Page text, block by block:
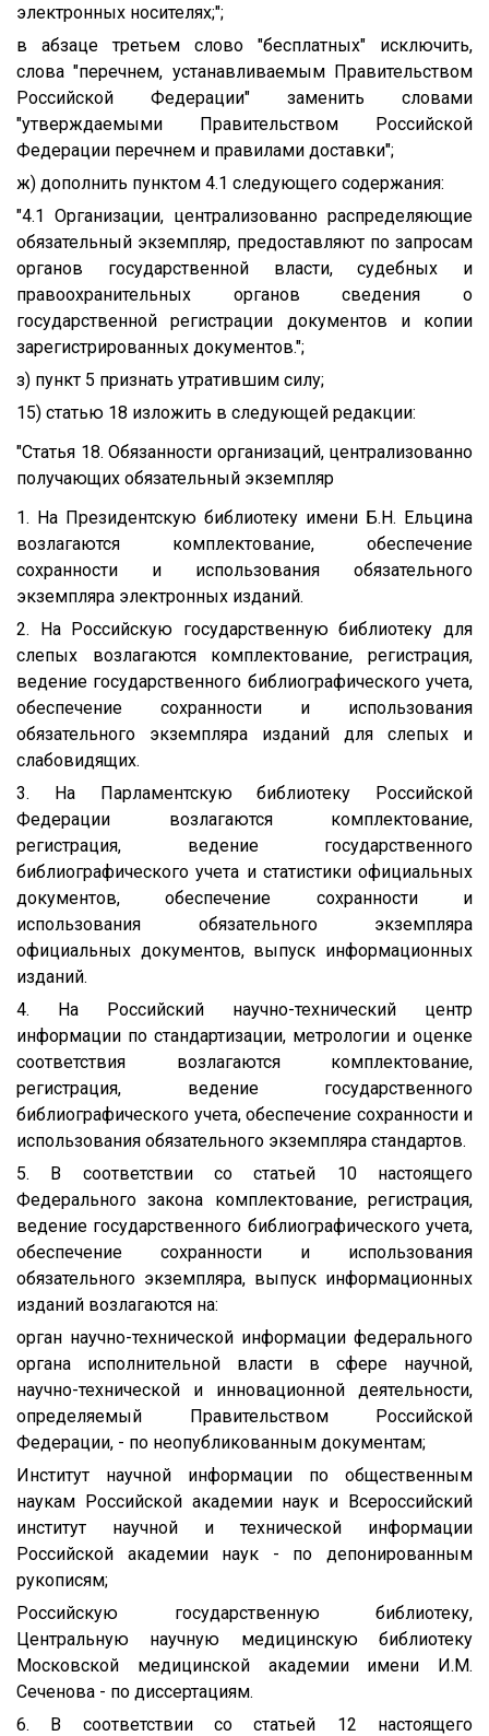
электронных носителях;";
в абзаце третьем слово "бесплатных" исключить,
слова "перечнем, устанавливаемым Правительством
Российской Федерации" заменить словами
"утверждаемыми Правительством Российской
Федерации перечнем и правилами доставки";
ж) дополнить пунктом 4.1 следующего содержания:
"4.1 Организации, централизованно распределяющие
обязательный экземпляр, предоставляют по запросам
органов государственной власти, судебных и
правоохранительных органов сведения о
государственной регистрации документов и копии
зарегистрированных документов.";
з) пункт 5 признать утратившим силу;
15) статью 18 изложить в следующей редакции:
"Статья 18. Обязанности организаций, централизованно
получающих обязательный экземпляр
1. На Президентскую библиотеку имени Б.Н. Ельцина
возлагаются комплектование, обеспечение
сохранности и использования обязательного
экземпляра электронных изданий.
2. На Российскую государственную библиотеку для
слепых возлагаются комплектование, регистрация,
ведение государственного библиографического учета,
обеспечение сохранности и использования
обязательного экземпляра изданий для слепых и
слабовидящих.
3. На Парламентскую библиотеку Российской
Федерации возлагаются комплектование,
регистрация, ведение государственного
библиографического учета и статистики официальных
документов, обеспечение сохранности и
использования обязательного экземпляра
официальных документов, выпуск информационных
изданий.
4. На Российский научно-технический центр
информации по стандартизации, метрологии и оценке
соответствия возлагаются комплектование,
регистрация, ведение государственного
библиографического учета, обеспечение сохранности и
использования обязательного экземпляра стандартов.
5. В соответствии со статьей 10 настоящего
Федерального закона комплектование, регистрация,
ведение государственного библиографического учета,
обеспечение сохранности и использования
обязательного экземпляра, выпуск информационных
изданий возлагаются на:
орган научно-технической информации федерального
органа исполнительной власти в сфере научной,
научно-технической и инновационной деятельности,
определяемый Правительством Российской
Федерации, - по неопубликованным документам;
Институт научной информации по общественным
наукам Российской академии наук и Всероссийский
институт научной и технической информации
Российской академии наук - по депонированным
рукописям;
Российскую государственную библиотеку,
Центральную научную медицинскую библиотеку
Московской медицинской академии имени И.М.
Сеченова - по диссертациям.
6. В соответствии со статьей 12 настоящего